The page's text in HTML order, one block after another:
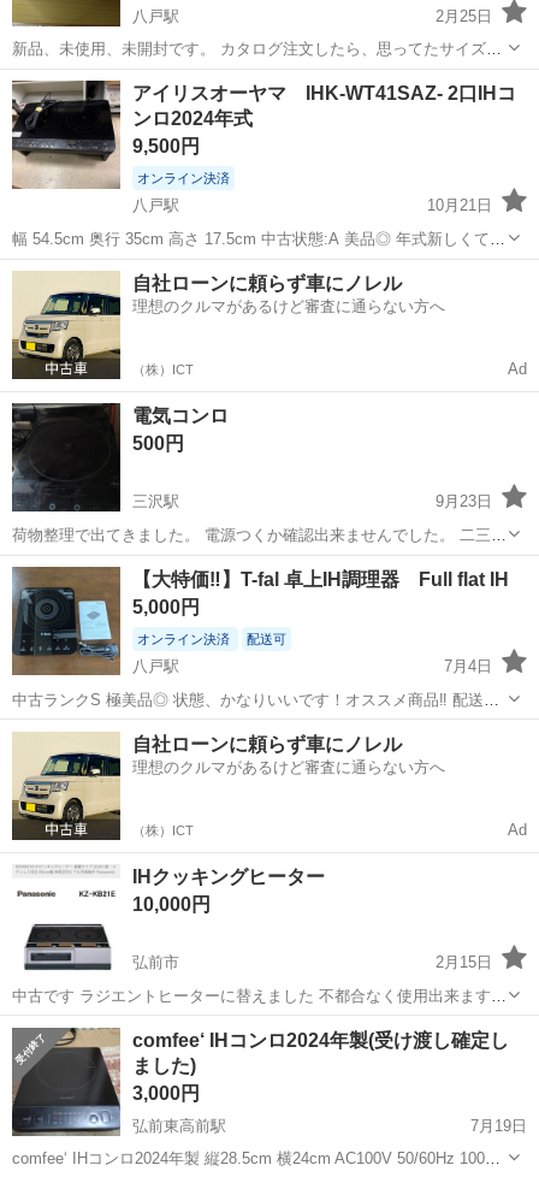
八戸駅
2月25日
新品、未使用、未開封です。 カタログ注文したら、思ってたサイズと
違ったため出品いたします。2023.7上旬にうちに配送された商品で
す。
青森 八戸市 八戸駅 キッチン家電
アイリスオーヤマ IHK-WT41SAZ- 2口IHコ
ンロ2024年式
9,500円
オンライン決済
八戸駅
10月21日
幅 54.5cm 奥行 35cm 高さ 17.5cm 中古状態:A 美品◎ 年式新しくてお
すすめです！ 【店舗引渡の場合】 住所:〒039-1105 八戸市八幡五日町
31-1 営業時間:9時〜17時 定休日:水曜日・そ...
青森 八戸市 八戸駅 キッチン家電
自社ローンに頼らず車にノレル
理想のクルマがあるけど審査に通らない方へ
（株）ICT Ad
電気コンロ
500円
三沢駅
9月23日
荷物整理で出てきました。 電源つくか確認出来ませんでした。 二三日
中で確認取れたら、更新します。
青森 三沢市 三沢駅 キッチン家電 コンロ
【大特価‼️】T-fal 卓上IH調理器 Full flat IH
5,000円
オンライン決済 配送可
八戸駅
7月4日
中古ランクS 極美品◎ 状態、かなりいいです！オススメ商品‼️ 配送も
可能です。市内4,400円その他地域要相談 AT軽トラックの貸し出しも
可能です。 8時間3,300円 ガソリン代別途 現地での現金払いOK
青森 八戸市 八戸駅 キッチン家電
自社ローンに頼らず車にノレル
理想のクルマがあるけど審査に通らない方へ
（株）ICT Ad
IHクッキングヒーター
10,000円
弘前市
2月15日
中古です ラジエントヒーターに替えました 不都合なく使用出来ます
ラジエントヒーターより早く熱くなりました〜 どっちがecoなのかな
ぁ？ 据え置き型です Panasonic KZ-KB21Bです 古いですが綺麗です
青森 弘前市 ヒーター
comfee‘ IHコンロ2024年製(受け渡し確定し
ました)
3,000円
弘前東高前駅
7月19日
comfee‘ IHコンロ2024年製 縦28.5cm 横24cm AC100V 50/60Hz 1000W